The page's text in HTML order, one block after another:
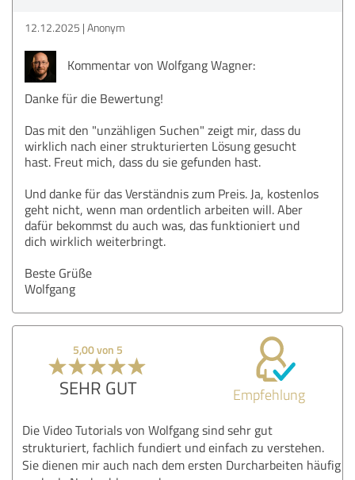
12.12.2025 Anonym
Kommentar von Wolfgang Wagner:
Danke für die Bewertung!
Das mit den "unzähligen Suchen" zeigt mir, dass du
wirklich nach einer strukturierten Lösung gesucht
hast. Freut mich, dass du sie gefunden hast.
Und danke für das Verständnis zum Preis. Ja, kostenlos
geht nicht, wenn man ordentlich arbeiten will. Aber
dafür bekommst du auch was, das funktioniert und
dich wirklich weiterbringt.
Beste Grüße
Wolfgang
5,00 von 5
SEHR GUT Empfehlung
Die Video Tutorials von Wolfgang sind sehr gut
strukturiert, fachlich fundiert und einfach zu verstehen.
Sie dienen mir auch nach dem ersten Durcharbeiten häufig